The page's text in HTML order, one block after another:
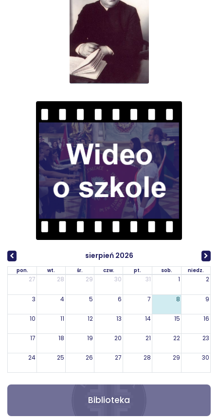
sierpień 2026
pon. wt. śr. czw. pt. sob. niedz.
27 28 29 30 31 1 2
3 4 5 6 7 8 9
10 11 12 13 14 15 16
17 18 19 20 21 22 23
24 25 26 27 28 29 30
Biblioteka